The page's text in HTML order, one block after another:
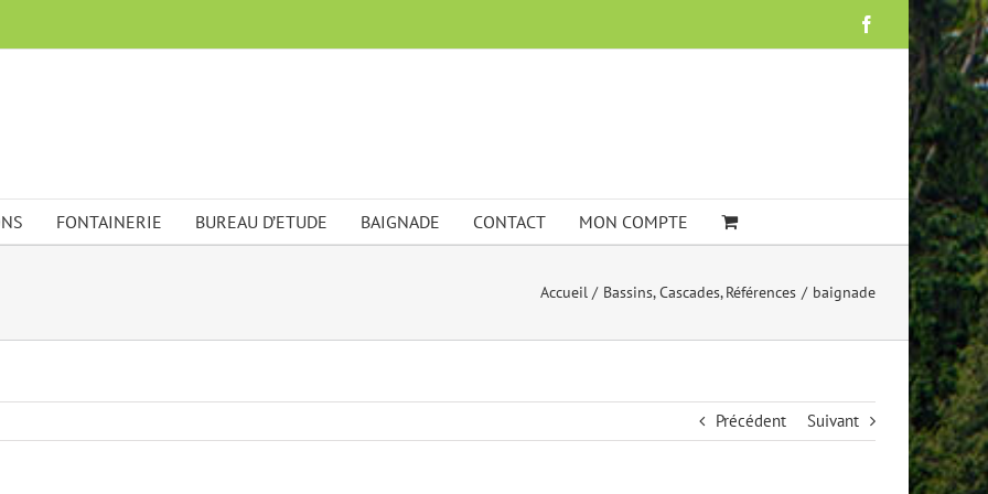
Facebook
FONTAINERIE BUREAU D’ETUDE BAIGNADE CONTACT MON COMPTE
Accueil Bassins Cascades Références baignade
Précédent Suivant